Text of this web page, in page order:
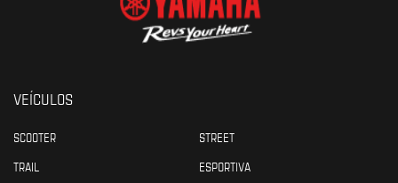
VEÍCULOS
SCOOTER
STREET
TRAIL
ESPORTIVA